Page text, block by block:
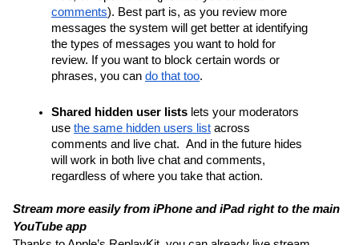
comments). Best part is, as you review more
messages the system will get better at identifying
the types of messages you want to hold for
review. If you want to block certain words or
phrases, you can do that too.
Shared hidden user lists lets your moderators
use the same hidden users list across
comments and live chat.  And in the future hides
will work in both live chat and comments,
regardless of where you take that action.
Stream more easily from iPhone and iPad right to the main
YouTube app